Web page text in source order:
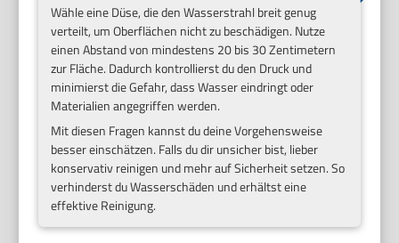
Wähle eine Düse, die den Wasserstrahl breit genug
verteilt, um Oberflächen nicht zu beschädigen. Nutze
einen Abstand von mindestens 20 bis 30 Zentimetern
zur Fläche. Dadurch kontrollierst du den Druck und
minimierst die Gefahr, dass Wasser eindringt oder
Materialien angegriffen werden.
Mit diesen Fragen kannst du deine Vorgehensweise
besser einschätzen. Falls du dir unsicher bist, lieber
konservativ reinigen und mehr auf Sicherheit setzen. So
verhinderst du Wasserschäden und erhältst eine
effektive Reinigung.